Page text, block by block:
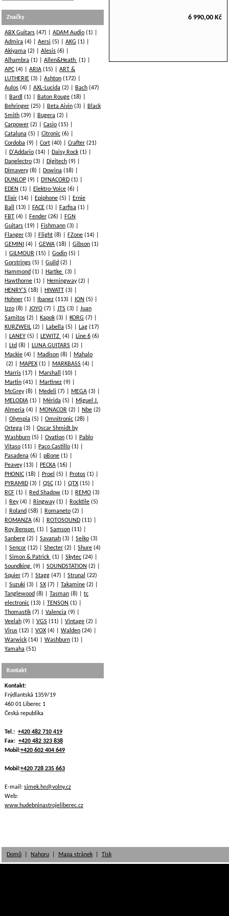
6 990,00 Kč
Značky
ABX Guitars (47) ADAM Audio (1)
Admira (4) Aersi (5) AKG (1)
Akiyama (2) Alesis (6)
Alhambra (1) Allen&Heath (1)
APC (4) ARIA (15)
ART &
LUTHERIE (3) Ashton (172)
Aulos (4) AXL-Lucida (2) Bach (47)
Bardl (1) Baton Rouge (18)
Behringer (25) Beta Aivin (3)
Black
Smith (39) Bugera (2)
Carpower (2) Casio (15)
Cataluna (5) Citronic (6)
Cordoba (9) Cort (40) Crafter (21)
D'Addario (14) Daisy Rock (1)
Danelectro (3) Digitech (9)
Dimavery(8) Dowina (18)
DUNLOP (9) DYNACORD (1)
EDEN (1) Elektro-Voice (6)
Elixir (14) Epiphone (5)
Ernie
Ball
(13) FACE (1) Farfisa (1)
FBT (4) Fender (26)
FGN
Guitars (19) Fishmann (3)
Flanger (3) Flight (8) FZone (14)
GEMINI
(4) GEWA (18) Gibson (1)
GILMOUR (15) Godin (5)
Gorstrings (5) Guild (2)
Hammond (1) Hartke (3)
Hawthorne (1) Hemingway(2)
HENRY'S (18) HIWATT (3)
Hohner (1) Ibanez (113) ION (5)
Izzo (8) JOYO (7) JTS (3)
Juan
Samitos (2) Kapok (3) KORG (7)
KURZWEIL (2) Labella (5) Lag (17)
LANEY (5) LEWITZ (4) Line 6 (6)
Ltd (8) LUNA GUITARS (2)
Mackie (4) Madison (8)
Mahalo
(2)
MAPEX (1) MARKBASS (4)
Marris (17) Marshall
(10)
Martin (41) Martinez (9)
McGrey(8) Medeli (7) MEGA (3)
MELODIA (1) Mérida (5)
Miguel J.
Almeria (4) MONACOR (2) Nbe (2)
Olympia (5) Omnitronic (28)
Ortega (3)
Oscar Shmidt by
Washburn (5) Ovation (1)
Pablo
Vitaso (11) Paco Castillo (1)
Pasadena (6) pBone (1)
Peavey(13) PECKA (16)
PHONIC (18) Proel (5) Protos (1)
PYRAMID (3) QSC (1) QTX (15)
RCF (1) Red Shadow (1) REMO (3)
Rey(4) Ringway(1) Rocktile (5)
Roland (58) Romaneto (2)
ROMANZA (6) ROTOSOUND (11)
Roy Benson (1) Samson (11)
Sanberg (2) Savanah (3) Seiko (3)
Sencor (12) Shecter (2) Shure (4)
Simon & Patrick (1) Skytec (24)
Soundking (9) SOUNDSTATION (2)
Squier (7) Stagg (47) Strunal (22)
Suzuki (3) SX (7) Takamine (2)
Tanglewood (8) Tasman (8)
tc
electronic (13) TENSON (1)
Thomastik (7) Valencia (9)
Veelah (9) VGS (11) Vintage (2)
Virus (12) VOX (4) Walden (24)
Warwick (14) Washburn (1)
Yamaha (51)
Kontakt
Kontakt:
Frýdlantská 1359/19
460 01 Liberec 1
Česká republika
Tel.: +420 482 710 419
Fax: +420 482 323 838
Mobil:+420 602 404 649
Mobil:+420 728 235 663
E-mail: simek.hn@volny.cz
Web:
www.hudebninastrojeliberec.cz
Domů Nahoru Mapa stránek Tisk